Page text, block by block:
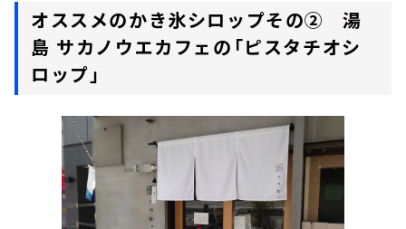
オススメのかき氷シロップその② 湯
島 サカノウエカフェの「ピスタチオシ
ロップ」